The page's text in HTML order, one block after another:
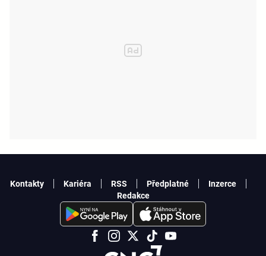
Kontakty Kariéra RSS Předplatné
Inzerce
Redakce